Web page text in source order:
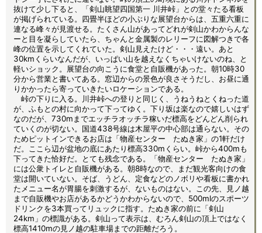
抜けて少し下ると、「剣山眺望四国第一 川井峠」との堂々たる看板
が掲げられている。四畳半ほどの小ぶりな展望台からは、五重六重に
連なる峰々が見渡せる。たくさん山があってどれが剣山かわからんな
ーと目を凝らしていたら、ちゃんと金属製のレリーフに図解つきで各
峰の位置を示してくれていた。剣山見えたけど・・・遠い。あと
30kmくらいなんだが、いっぱい山を越えなくちゃいけないのね、と
軽いショック。展望台の向こうに食堂と自販機があった。朝10時30
分から営業と書いてある。窓辺からの景色が良さそうだし、お昼に通
りかかったら寄っていきたいロケーションである。
峠の下りに入る。川井峠への登りと同じく、うねうねとくねった道
が、ふもとの村に向かって下ってゆく。下り坂は楽なので嬉しいはず
なのだが、730mまでエッチラオッチラ稼いだ標高をどんどん削られ
ていくのが切ない。国道438号線は木屋平の中心部は通らない。その
ためピットインできるお店は「物産センター たぬき家」の1軒だけ
だ。ここら辺が盆地の底にあたり標高330mくらい。峠から400mも
下ってきた恰好だ。とても残念である。「物産センター たぬき家」
には公衆トイレと自販機がある。朝8時なので、まだ観光客向けの食
堂は開いていない。そば、うどん、定食などのノボリや看板に書かれ
たメニュー名が胃腸を刺激するが、ないものはない。この先、見ノ越
まで自販機やお店があるかどうかわからないので、500mlのスポーツ
ドリンクを3本買ってリュックに指す。たぬき家の前に「剣山
24km」の標識がある。剣山って表示は、むろん剣山の頂上ではなく
標高1410mの見ノ越の駐車場までの距離だろう。